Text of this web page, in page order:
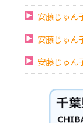
安藤じゅん
安藤じゅん
安藤じゅん